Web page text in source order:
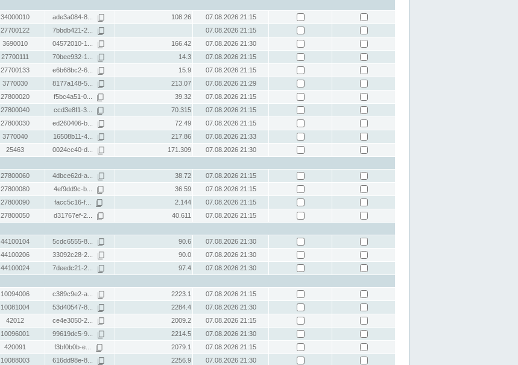
34000010 ade3a084-8... 108.26
07.08.2026 21:15
27700122 7bbdb421-2...
07.08.2026 21:15
3690010 04572010-1... 166.42
07.08.2026 21:30
27700111 70bee932-1... 14.3
07.08.2026 21:15
27700133 e6b68bc2-6... 15.9
07.08.2026 21:15
3770030 8177a148-5... 213.07
07.08.2026 21:29
27800020 f5bc4a51-0... 39.32
07.08.2026 21:15
27800040 ccd3e8f1-3... 70.315
07.08.2026 21:15
27800030 ed260406-b... 72.49
07.08.2026 21:15
3770040 16508b11-4... 217.86
07.08.2026 21:33
25463 0024cc40-d... 171.309
07.08.2026 21:30
27800060 4dbce62d-a... 38.72
07.08.2026 21:15
27800080 4ef9dd9c-b... 36.59
07.08.2026 21:15
27800090 facc5c16-f... 2.144
07.08.2026 21:15
27800050 d31767ef-2... 40.611
07.08.2026 21:15
44100104 5cdc6555-8... 90.6
07.08.2026 21:30
44100206 33092c28-2... 90.0
07.08.2026 21:30
44100024 7deedc21-2... 97.4
07.08.2026 21:30
10094006 c389c9e2-a... 2223.1
07.08.2026 21:15
10081004 53d40547-8... 2284.4
07.08.2026 21:30
42012 ce4e3050-2... 2009.2
07.08.2026 21:15
10096001 99619dc5-9... 2214.5
07.08.2026 21:30
420091 f3bf0b0b-e... 2079.1
07.08.2026 21:15
10088003 616dd98e-8... 2256.9
07.08.2026 21:30